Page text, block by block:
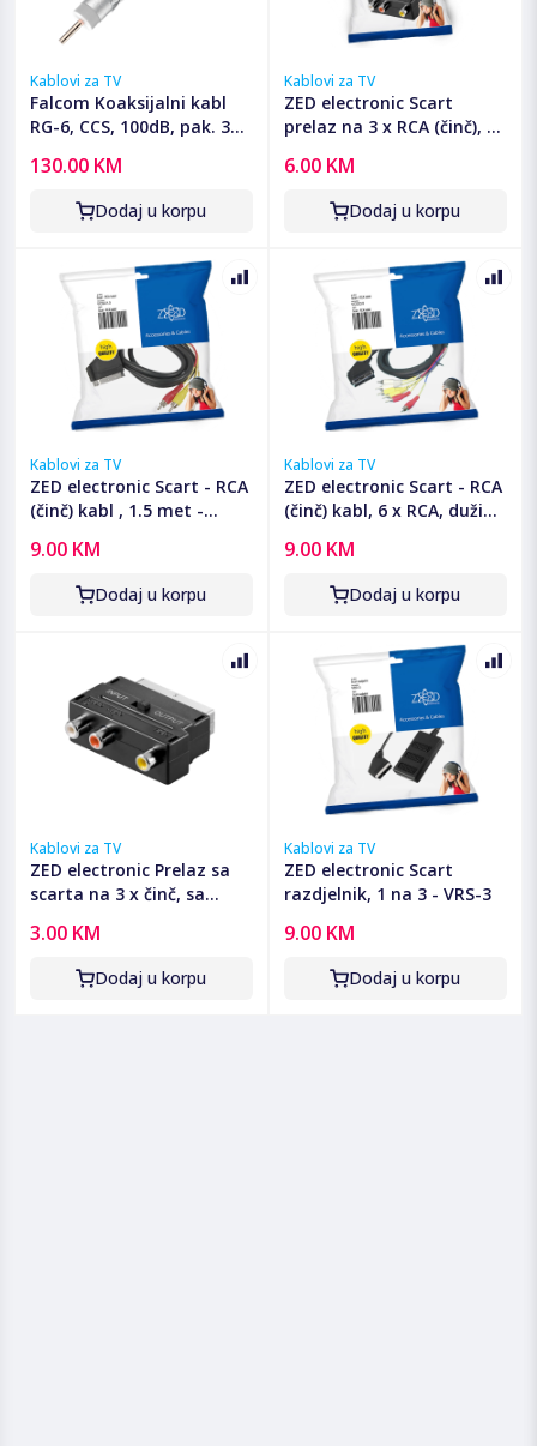
Kablovi za TV
Falcom Koaksijalni kabl
RG-6, CCS, 100dB, pak. 305
130.00 KM
Dodaj u korpu
Kablovi za TV
ZED electronic Scart
prelaz na 3 x RCA (činč), sa
6.00 KM
Dodaj u korpu
Kablovi za TV
ZED electronic Scart - RCA
(činč) kabl , 1.5 met -
9.00 KM
Dodaj u korpu
Kablovi za TV
ZED electronic Scart - RCA
(činč) kabl, 6 x RCA, dužina
9.00 KM
Dodaj u korpu
Kablovi za TV
ZED electronic Prelaz sa
scarta na 3 x činč, sa
Scart to 3 RCA
3.00 KM
Dodaj u korpu
Kablovi za TV
ZED electronic Scart
razdjelnik, 1 na 3 - VRS-3
9.00 KM
Dodaj u korpu